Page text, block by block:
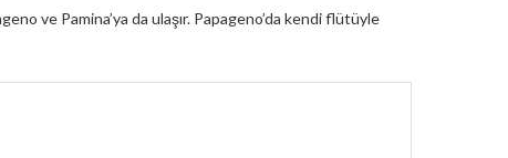
ve Pamina’ya da ulaşır. Papageno’da kendi flütüyle